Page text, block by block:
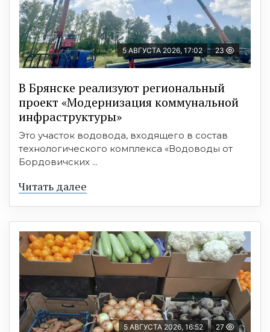
5 АВГУСТА 2026, 17:02 23
В Брянске реализуют региональный
проект «Модернизация коммунальной
инфраструктуры»
Это участок водовода, входящего в состав
технологического комплекса «Водоводы от
Бордовичских ...
Читать далее
5 АВГУСТА 2026, 16:52 27